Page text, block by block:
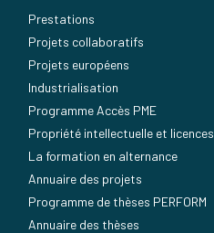
Prestations
Projets collaboratifs
Projets européens
Industrialisation
Programme Accès PME
Propriété intellectuelle et licences
La formation en alternance
Annuaire des projets
Programme de thèses PERFORM
Annuaire des thèses